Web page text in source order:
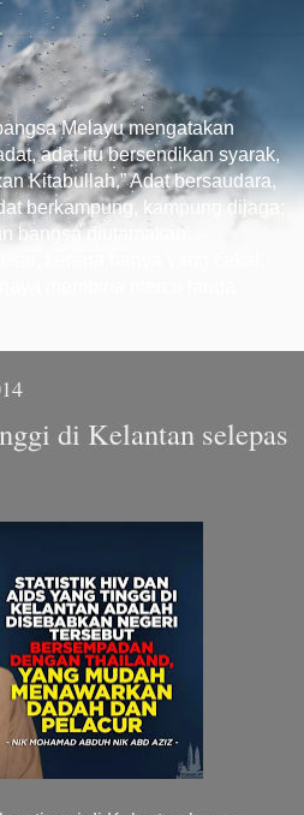
Melayu mengatakan
adat itu bersendikan syarak,
Kitabullah.” Adat bersaudara,
berkampung, kampung dijaga;
bangsa diutamakan. -
di Kelantan selepas